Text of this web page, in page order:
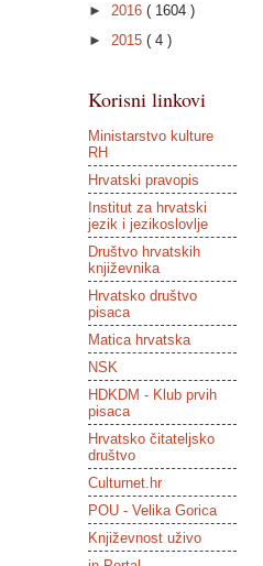
► 2016 ( 1604 )
► 2015 ( 4 )
Korisni linkovi
Ministarstvo kulture
RH
Hrvatski pravopis
Institut za hrvatski
jezik i jezikoslovlje
Društvo hrvatskih
književnika
Hrvatsko društvo
pisaca
Matica hrvatska
NSK
HDKDM - Klub prvih
pisaca
Hrvatsko čitateljsko
društvo
Culturnet.hr
POU - Velika Gorica
Književnost uživo